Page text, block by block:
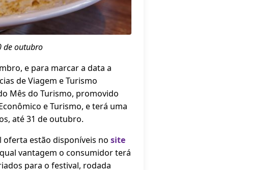
de outubro
e para marcar a data a
de Viagem e Turismo
Mês do Turismo, promovido
e Turismo, e terá uma
até 31 de outubro.
oferta estão disponíveis no site
vantagem o consumidor terá
para o festival, rodada